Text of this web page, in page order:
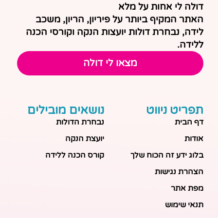
דולה לי אחות על מלא
האתר המקיף ביותר על פיריון, הריון, משכב
לידה, נבחרת דולות יועצות הנקה וקורסי הכנה
ללידה.
מצאו לי דולה
תפריט ניווט
דף הבית
אודות
בלוג ידע זה הכוח שלך
הצהרת נגישות
מפת אתר
תנאי שימוש
נושאים מובילים
נבחרת הדולות
יועצת הנקה
קורס הכנה ללידה